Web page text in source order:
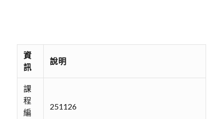
資
訊
說明
課
程
編
251126